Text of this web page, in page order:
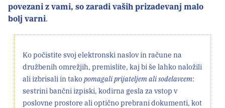
povezani z vami, so zaradi vaših prizadevanj malo
bolj varni.
Ko počistite svoj elektronski naslov in račune na
družbenih omrežjih, premislite, kaj bi še lahko naložili
ali izbrisali in takopomagali prijateljem ali sodelavcem:
sestrini bančni izpiski, kodirna gesla za vstop v
poslovne prostore ali optično prebrani dokumenti, kot